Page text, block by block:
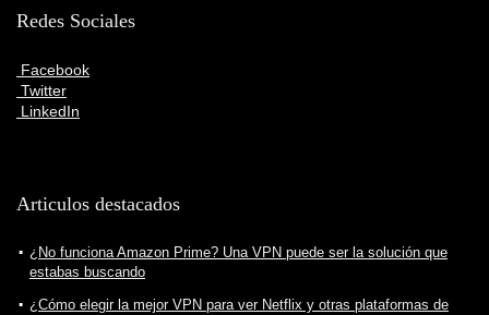
Redes Sociales
Facebook
Twitter
LinkedIn
Articulos destacados
¿No funciona Amazon Prime? Una VPN puede ser la solución que
estabas buscando
¿Cómo elegir la mejor VPN para ver Netflix y otras plataformas de